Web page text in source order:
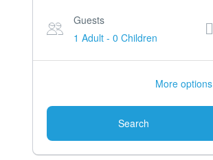
Guests
1 Adult - 0 Children
More options
Search